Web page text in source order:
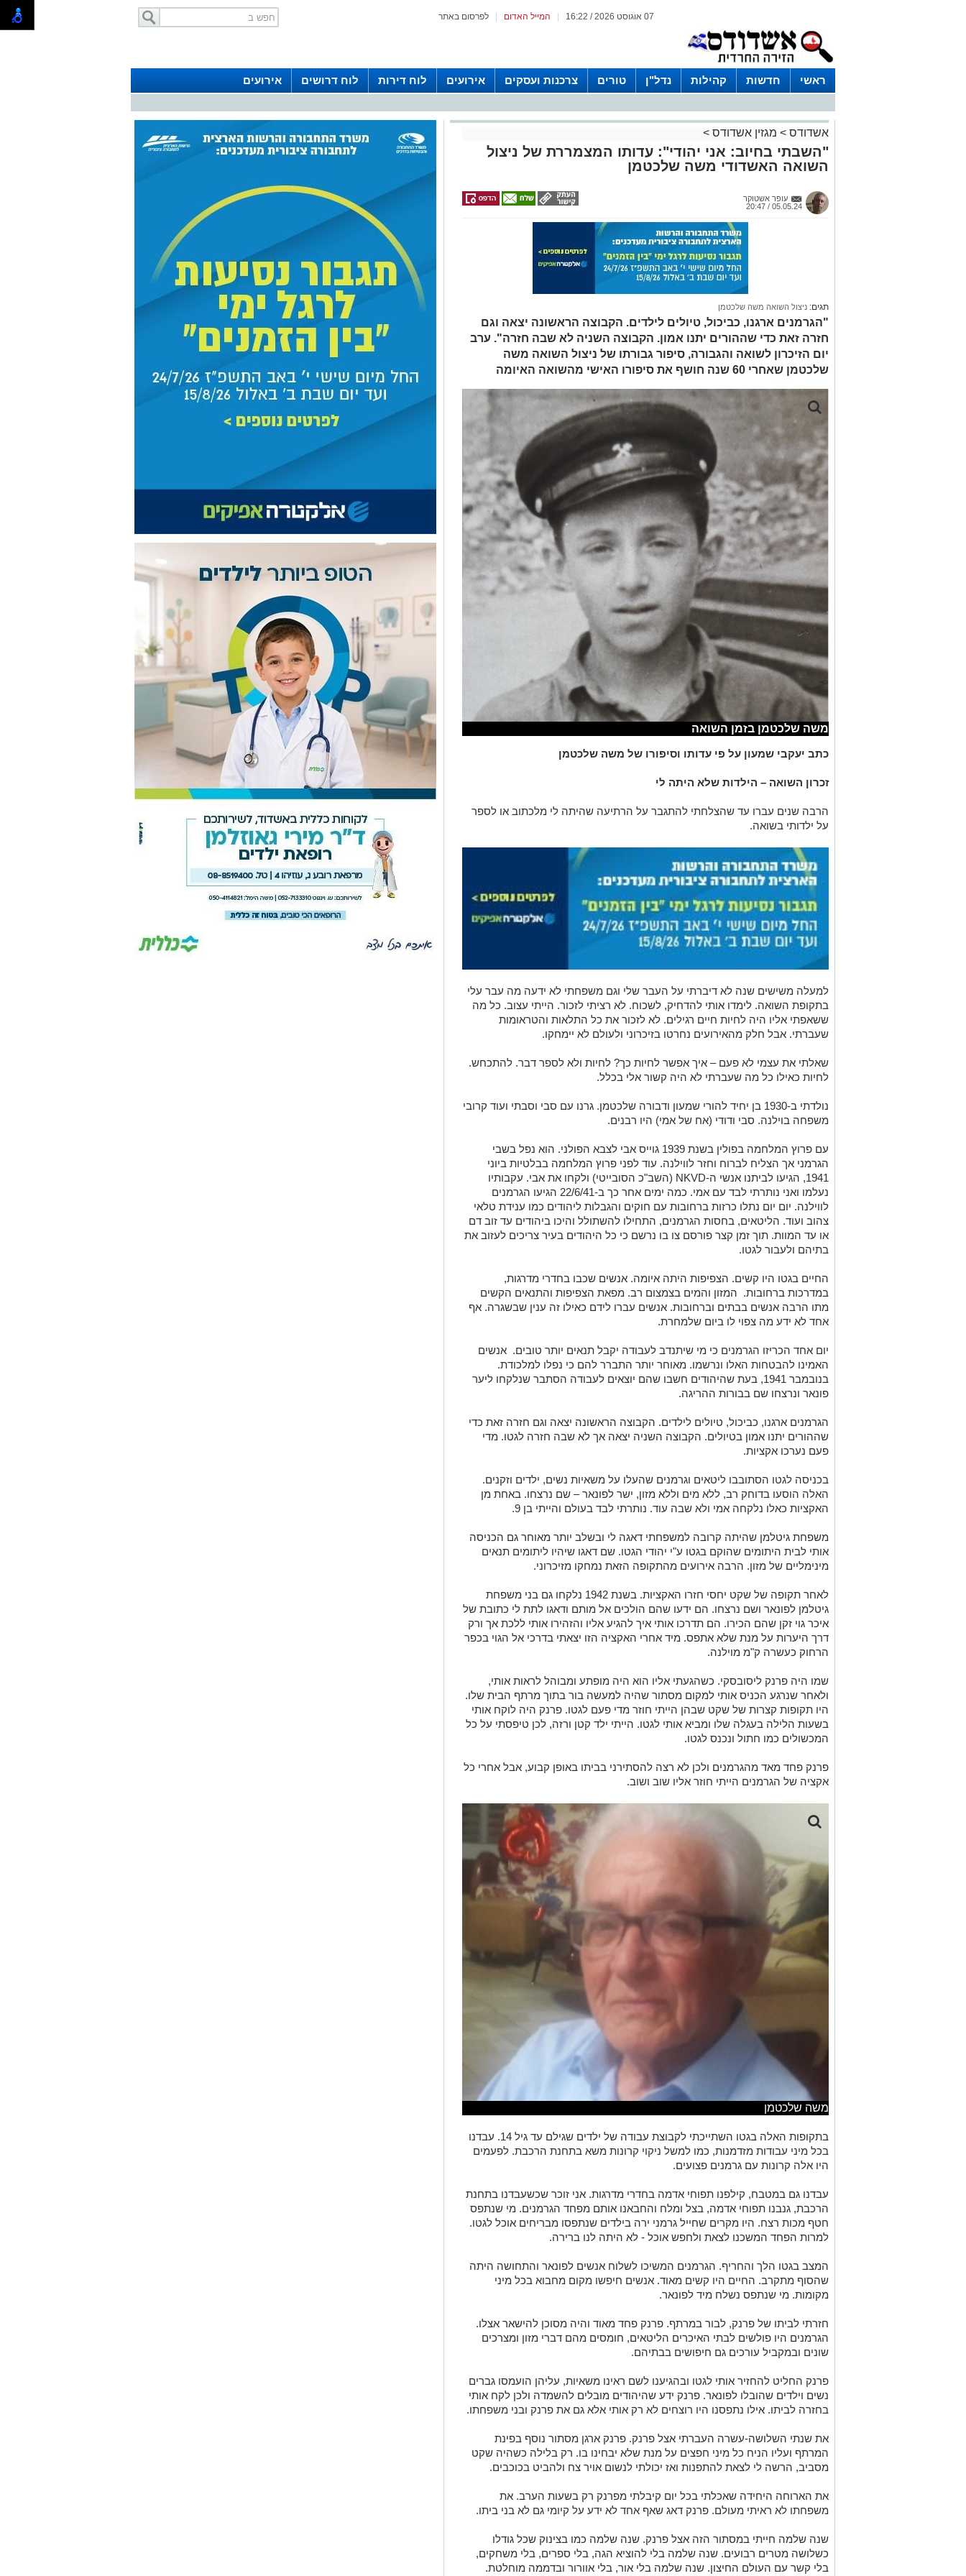
לפרסום באתר המייל האדום 07 אוגוסט 2026 / 16:22
ראשי חדשות קהילות נדל"ן טורים צרכנות ועסקים אירועים לוח דירות לוח דרושים אירועים
אשדודס > מגזין אשדודס >
"השבתי בחיוב: אני יהודי": עדותו המצמררת של ניצול
השואה האשדודי משה שלכטמן
עופר אשטוקר
05.05.24 / 20:47
תגים: ניצול השואה משה שלכטמן
"הגרמנים ארגנו, כביכול, טיולים לילדים. הקבוצה הראשונה יצאה וגם
חזרה זאת כדי שההורים יתנו אמון. הקבוצה השניה לא שבה חזרה". ערב
יום הזיכרון לשואה והגבורה, סיפור גבורתו של ניצול השואה משה
שלכטמן שאחרי 60 שנה חושף את סיפורו האישי מהשואה האיומה
משה שלכטמן בזמן השואה
כתב יעקבי שמעון על פי עדותו וסיפורו של משה שלכטמן
זכרון השואה – הילדות שלא היתה לי
הרבה שנים עברו עד שהצלחתי להתגבר על הרתיעה שהיתה לי מלכתוב או לספר
על ילדותי בשואה.
למעלה משישים שנה לא דיברתי על העבר שלי וגם משפחתי לא ידעה מה עבר עלי
בתקופת השואה. לימדו אותי להדחיק, לשכוח. לא רציתי לזכור. הייתי עצוב. כל מה
ששאפתי אליו היה לחיות חיים רגילים. לא לזכור את כל התלאות והטראומות
שעברתי. אבל חלק מהאירועים נחרטו בזיכרוני ולעולם לא יימחקו.
שאלתי את עצמי לא פעם – איך אפשר לחיות כך? לחיות ולא לספר דבר. להתכחש.
לחיות כאילו כל מה שעברתי לא היה קשור אלי בכלל.
נולדתי ב-1930 בן יחיד להורי שמעון ודבורה שלכטמן. גרנו עם סבי וסבתי ועוד קרובי
משפחה בוילנה. סבי ודודי (אח של אמי) היו רבנים.
עם פרוץ המלחמה בפולין בשנת 1939 גוייס אבי לצבא הפולני. הוא נפל בשבי
הגרמני אך הצליח לברוח וחזר לווילנה. עוד לפני פרוץ המלחמה בבלטיות ביוני
1941, הגיעו לביתנו אנשי ה-NKVD (השב"כ הסובייטי) ולקחו את אבי. עקבותיו
נעלמו ואני נותרתי לבד עם אמי. כמה ימים אחר כך ב-22/6/41 הגיעו הגרמנים
לווילנה. יום יום נתלו כרזות ברחובות עם חוקים והגבלות ליהודים כמו ענידת טלאי
צהוב ועוד. הליטאים, בחסות הגרמנים, התחילו להשתולל והיכו ביהודים עד זוב דם
או עד המוות. תוך זמן קצר פורסם צו בו נרשם כי כל היהודים בעיר צריכים לעזוב את
בתיהם ולעבור לגטו.
החיים בגטו היו קשים. הצפיפות היתה איומה. אנשים שכבו בחדרי מדרגות,
במדרכות ברחובות. המזון והמים בצמצום רב. מפאת הצפיפות והתנאים הקשים
מתו הרבה אנשים בבתים וברחובות. אנשים עברו לידם כאילו זה ענין שבשגרה. אף
אחד לא ידע מה צפוי לו ביום שלמחרת.
יום אחד הכריזו הגרמנים כי מי שיתנדב לעבודה יקבל תנאים יותר טובים. אנשים
האמינו להבטחות האלו ונרשמו. מאוחר יותר התברר להם כי נפלו למלכודת.
בנובמבר 1941, בעת שהיהודים חשבו שהם יוצאים לעבודה הסתבר שנלקחו ליער
פונאר ונרצחו שם בבורות ההריגה.
הגרמנים ארגנו, כביכול, טיולים לילדים. הקבוצה הראשונה יצאה וגם חזרה זאת כדי
שההורים יתנו אמון בטיולים. הקבוצה השניה יצאה אך לא שבה חזרה לגטו. מדי
פעם נערכו אקציות.
בכניסה לגטו הסתובבו ליטאים וגרמנים שהעלו על משאיות נשים, ילדים וזקנים.
האלה הוסעו בדוחק רב, ללא מים וללא מזון, ישר לפונאר – שם נרצחו. באחת מן
האקציות כאלו נלקחה אמי ולא שבה עוד. נותרתי לבד בעולם והייתי בן 9.
משפחת גיטלמן שהיתה קרובה למשפחתי דאגה לי ובשלב יותר מאוחר גם הכניסה
אותי לבית היתומים שהוקם בגטו ע"י יהודי הגטו. שם דאגו שיהיו ליתומים תנאים
מינימליים של מזון. הרבה אירועים מהתקופה הזאת נמחקו מזיכרוני.
לאחר תקופה של שקט יחסי חזרו האקציות. בשנת 1942 נלקחו גם בני משפחת
גיטלמן לפונאר ושם נרצחו. הם ידעו שהם הולכים אל מותם ודאגו לתת לי כתובת של
איכר גוי זקן שהם הכירו. הם תדרכו אותי איך להגיע אליו והזהירו אותי ללכת אך ורק
דרך היערות על מנת שלא אתפס. מיד אחרי האקציה הזו יצאתי בדרכי אל הגוי בכפר
הרחוק כעשרה ק"מ מוילנה.
שמו היה פרנק ליסובסקי. כשהגעתי אליו הוא היה מופתע ומבוהל לראות אותי,
ולאחר שנרגע הכניס אותי למקום מסתור שהיה למעשה בור בתוך מרתף הבית שלו.
היו תקופות קצרות של שקט שבהן הייתי חוזר מדי פעם לגטו. פרנק היה לוקח אותי
בשעות הלילה בעגלה שלו ומביא אותי לגטו. הייתי ילד קטן ורזה, לכן טיפסתי על כל
המכשולים כמו חתול ונכנס לגטו.
פרנק פחד מאד מהגרמנים ולכן לא רצה להסתירני בביתו באופן קבוע, אבל אחרי כל
אקציה של הגרמנים הייתי חוזר אליו שוב ושוב.
משה שלכטמן
בתקופות האלה בגטו השתייכתי לקבוצת עבודה של ילדים שגילם עד גיל 14. עבדנו
בכל מיני עבודות מזדמנות, כמו למשל ניקוי קרונות משא בתחנת הרכבת. לפעמים
היו אלה קרונות עם גרמנים פצועים.
עבדנו גם במטבח, קילפנו תפוחי אדמה בחדרי מדרגות. אני זוכר שכשעבדנו בתחנת
הרכבת, גנבנו תפוחי אדמה, בצל ומלח והחבאנו אותם מפחד הגרמנים. מי שנתפס
חטף מכות רצח. היו מקרים שחייל גרמני ירה בילדים שנתפסו מבריחים אוכל לגטו.
למרות הפחד המשכנו לצאת ולחפש אוכל - לא היתה לנו ברירה.
המצב בגטו הלך והחריף. הגרמנים המשיכו לשלוח אנשים לפונאר והתחושה היתה
שהסוף מתקרב. החיים היו קשים מאוד. אנשים חיפשו מקום מחבוא בכל מיני
מקומות. מי שנתפס נשלח מיד לפונאר.
חזרתי לביתו של פרנק, לבור במרתף. פרנק פחד מאוד והיה מסוכן להישאר אצלו.
הגרמנים היו פולשים לבתי האיכרים הליטאים, חומסים מהם דברי מזון ומצרכים
שונים ובמקביל עורכים גם חיפושים בבתיהם.
פרנק החליט להחזיר אותי לגטו ובהגיענו לשם ראינו משאיות, עליהן הועמסו גברים
נשים וילדים שהובלו לפונאר. פרנק ידע שהיהודים מובלים להשמדה ולכן לקח אותי
בחזרה לביתו. אילו נתפסנו היו רוצחים לא רק אותי אלא גם את פרנק ובני משפחתו.
את שנתי השלושה-עשרה העברתי אצל פרנק. פרנק ארגן מסתור נוסף בפינת
המרתף ועליו הניח כל מיני חפצים על מנת שלא יבחינו בו. רק בלילה כשהיה שקט
מסביב, הרשה לי לצאת להתפנות ואז יכולתי לנשום אויר צח ולהביט בכוכבים.
את הארוחה היחידה שאכלתי בכל יום קיבלתי מפרנק רק בשעות הערב. את
משפחתו לא ראיתי מעולם. פרנק דאג שאף אחד לא ידע על קיומי גם לא בני ביתו.
שנה שלמה חייתי במסתור הזה אצל פרנק. שנה שלמה כמו בצינוק שכל גודלו
כשלושה מטרים רבועים. שנה שלמה בלי להוציא הגה, בלי ספרים, בלי משחקים,
בלי קשר עם העולם החיצון. שנה שלמה בלי אור, בלי אוורור ובדממה מוחלטת.